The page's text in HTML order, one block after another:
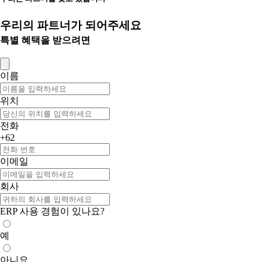
우리의 파트너가 되어주세요
특별 혜택을 받으려면
이름
위치
전화
+62
이메일
회사
ERP 사용 경험이 있나요?
예